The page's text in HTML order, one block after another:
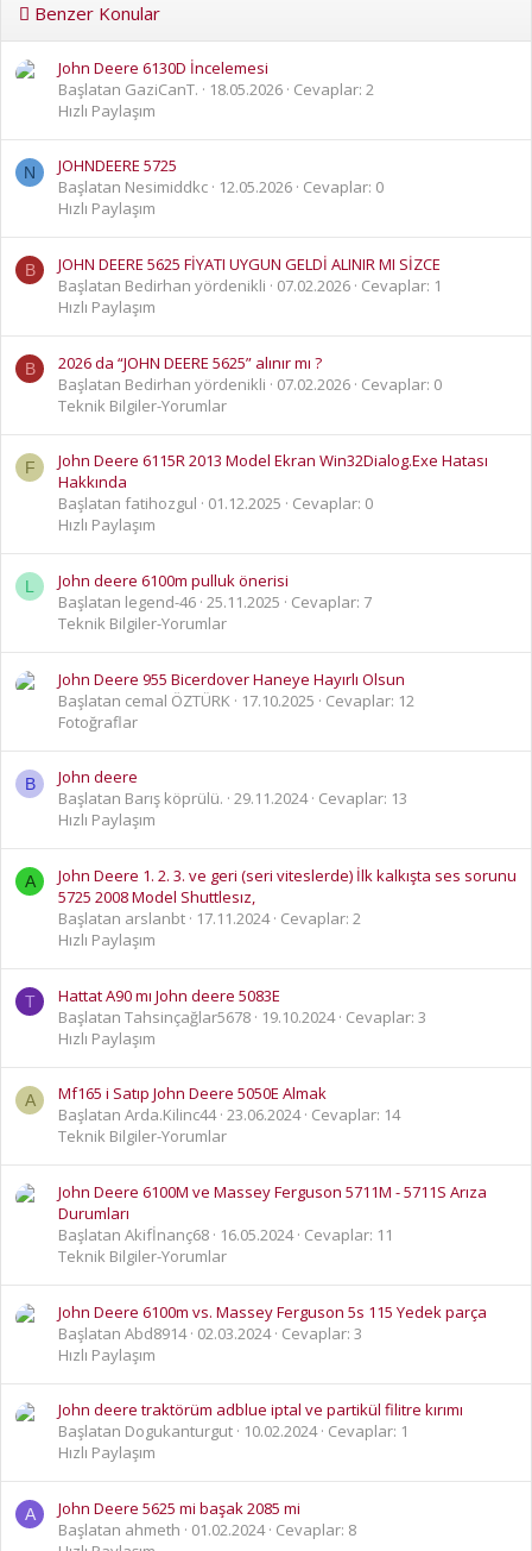
Benzer Konular
John Deere 6130D İncelemesi
Başlatan GaziCanT.
18.05.2026 Cevaplar: 2
Hızlı Paylaşım
N
JOHNDEERE 5725
Başlatan Nesimiddkc
12.05.2026 Cevaplar: 0
Hızlı Paylaşım
B
JOHN DEERE 5625 FİYATI UYGUN GELDİ ALINIR MI SİZCE
Başlatan Bedirhan yördenikli
07.02.2026 Cevaplar: 1
Hızlı Paylaşım
B
2026 da “JOHN DEERE 5625” alınır mı ?
Başlatan Bedirhan yördenikli
07.02.2026 Cevaplar: 0
Teknik Bilgiler-Yorumlar
F
John Deere 6115R 2013 Model Ekran Win32Dialog.Exe Hatası
Hakkında
Başlatan fatihozgul
01.12.2025
Cevaplar: 0
Hızlı Paylaşım
L
John deere 6100m pulluk önerisi
Başlatan legend-46 25.11.2025
Cevaplar: 7
Teknik Bilgiler-Yorumlar
John Deere 955 Bicerdover Haneye Hayırlı Olsun
Başlatan cemal ÖZTÜRK
17.10.2025
Cevaplar: 12
Fotoğraflar
B
John deere
Başlatan Barış köprülü. 29.11.2024 Cevaplar: 13
Hızlı Paylaşım
A
John Deere 1. 2. 3. ve geri (seri viteslerde) İlk kalkışta ses sorunu
5725 2008 Model Shuttlesız,
Başlatan arslanbt
17.11.2024 Cevaplar: 2
Hızlı Paylaşım
T
Hattat A90 mı John deere 5083E
Başlatan Tahsinçağlar5678
19.10.2024 Cevaplar: 3
Hızlı Paylaşım
A
Mf165 i Satıp John Deere 5050E Almak
Başlatan Arda.Kilinc44 23.06.2024 Cevaplar: 14
Teknik Bilgiler-Yorumlar
John Deere 6100M ve Massey Ferguson 5711M - 5711S Arıza
Durumları
Başlatan Akifİnanç68
16.05.2024 Cevaplar: 11
Teknik Bilgiler-Yorumlar
John Deere 6100m vs. Massey Ferguson 5s 115 Yedek parça
Başlatan Abd8914 02.03.2024 Cevaplar: 3
Hızlı Paylaşım
John deere traktörüm adblue iptal ve partikül filitre kırımı
Başlatan Dogukanturgut
10.02.2024 Cevaplar: 1
Hızlı Paylaşım
A
John Deere 5625 mi başak 2085 mi
Başlatan ahmeth
01.02.2024 Cevaplar: 8